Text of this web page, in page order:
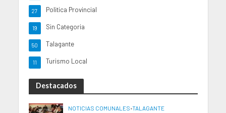
Politica Provincial
27
Sin Categoria
19
Talagante
50
Turismo Local
11
Destacados
NOTICIAS COMUNALES•TALAGANTE